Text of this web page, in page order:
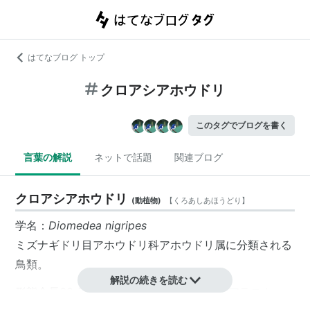
はてなブログ トップ
クロアシアホウドリ
このタグでブログを書く
言葉の解説 ネットで話題 関連ブログ
クロアシアホウドリ (動植物) 【 くろあしあほうどり 】
学名：Diomedea nigripes
ミズナギドリ目アホウドリ科アホウドリ属に分類される
鳥類。
形態全長68-74cm。夏季はベーリング海やアラスカ
解説の続きを読む